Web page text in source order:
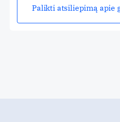
Palikti atsiliepimą apie